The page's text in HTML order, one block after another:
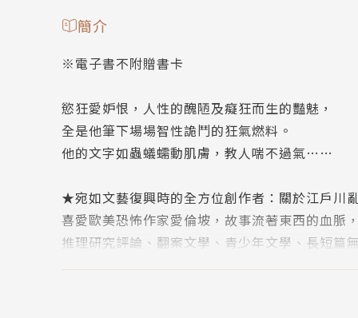
簡介
※電子書不附贈書卡
慾狂愛妒恨，人性的醜陋及癡狂而生的豔魅，
全是他筆下場場智性詭鬥的狂氣燃料。
他的文字如蟲蟻蠕動肌膚，教人喘不過氣……
★宛如文藝復興時的全方位創作者：關於江戶川
喜愛歐美恐怖作家愛倫坡，故事流著東西的血脈，
推理研究評論、翻案文學、青少年文學、長短篇